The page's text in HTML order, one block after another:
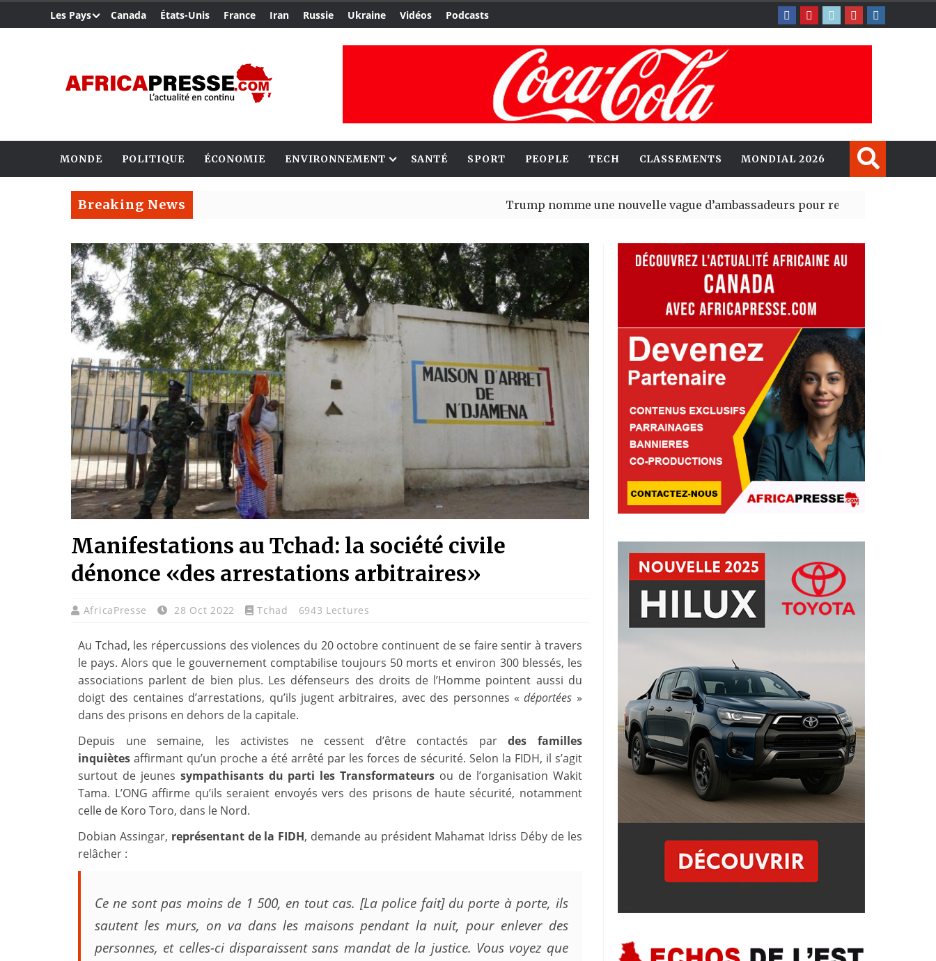
Les Pays Canada États-Unis France Iran Russie Ukraine Vidéos Podcasts
MONDE POLITIQUE ÉCONOMIE ENVIRONNEMENT SANTÉ SPORT PEOPLE TECH CLASSEMENTS MONDIAL 2026
Breaking News Trump nomme une nouvelle vague d’ambassadeurs pour renforcer la présence
Manifestations au Tchad: la société civile
dénonce «des arrestations arbitraires»
AfricaPresse 28 Oct 2022 Tchad 6943 Lectures
Au Tchad, les répercussions des violences du 20 octobre continuent de se faire sentir à travers
le pays. Alors que le gouvernement comptabilise toujours 50 morts et environ 300 blessés, les
associations parlent de bien plus. Les défenseurs des droits de l’Homme pointent aussi du
doigt des centaines d’arrestations, qu’ils jugent arbitraires, avec des personnes «déportées »
dans des prisons en dehors de la capitale.
Depuis une semaine, les activistes ne cessent d’être contactés pardes familles
inquiètes affirmant qu’un proche a été arrêté par les forces de sécurité. Selon la FIDH, il s’agit
surtout de jeunes sympathisants du parti les Transformateurs ou de l’organisation Wakit
Tama. L’ONG affirme qu’ils seraient envoyés vers des prisons de haute sécurité, notamment
celle de Koro Toro, dans le Nord.
Dobian Assingar, représentant de la FIDH, demande au président Mahamat Idriss Déby de les
relâcher :
Ce ne sont pas moins de 1 500, en tout cas. [La police fait] du porte à porte, ils
sautent les murs, on va dans les maisons pendant la nuit, pour enlever des
personnes, et celles-ci disparaissent sans mandat de la justice. Vous voyez que